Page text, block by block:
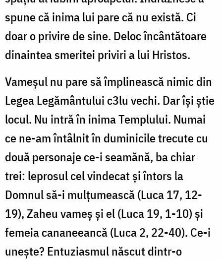
spune că inima lui pare că nu există. Ci
doar o privire de sine. Deloc încântătoare
dinaintea smeritei priviri a lui Hristos.
Vameșul nu pare să împlinească nimic din
Legea Legământului c3lu vechi. Dar își știe
locul. Nu intră în inima Templului. Numai
ce ne-am întâlnit în duminicile trecute cu
două personaje ce-i seamănă, ba chiar
trei: leprosul cel vindecat și întors la
Domnul să-i mulțumească (Luca 17, 12-
19), Zaheu vameș și el (Luca 19, 1-10) și
femeia cananeeancă (Luca 2, 22-40). Ce-i
unește? Entuziasmul născut dintr-o